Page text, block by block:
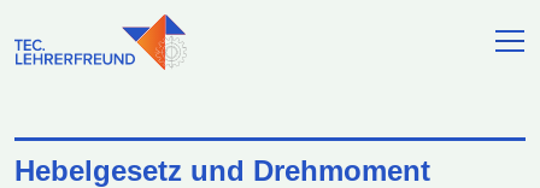
Hebelgesetz und Drehmoment